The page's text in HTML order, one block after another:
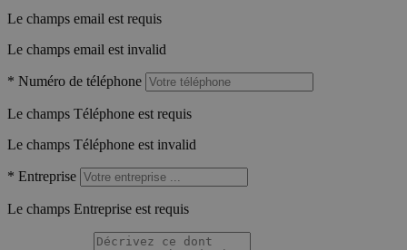
Le champs email est requis
Le champs email est invalid
* Numéro de téléphone
Le champs Téléphone est requis
Le champs Téléphone est invalid
* Entreprise
Le champs Entreprise est requis